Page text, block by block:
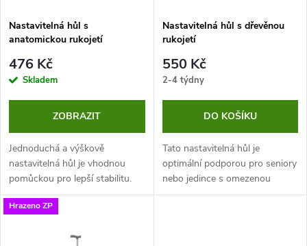
p
r
o
d
u
k
s
p
r
d
u
k
Nastavitelná hůl s
anatomickou rukojetí
476 Kč
Skladem
ZOBRAZIT
Jednoduchá a výškově
nastavitelná hůl je vhodnou
pomůckou pro lepší stabilitu.
Kromě toho je lehká a je
vybavena ergonomickou
držení. Vhodná pro...
Nastavitelná hůl s dřevěnou
rukojetí
550 Kč
2-4 týdny
DO KOŠÍKU
Tato nastavitelná hůl je
optimální podporou pro seniory
nebo jedince s omezenou
hybností. Pomáhá jim lépe
Hrazeno ZP